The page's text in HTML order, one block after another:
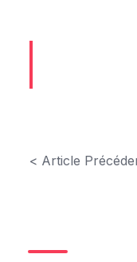
< Article